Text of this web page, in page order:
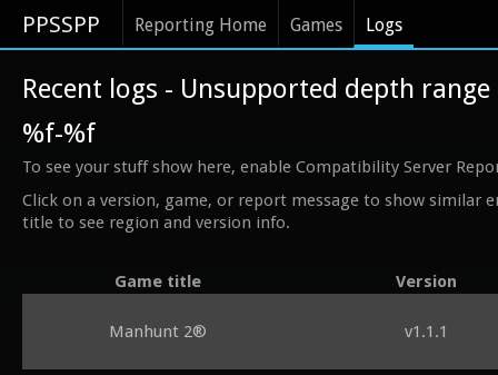
PPSSPP Reporting Home Games Logs
Recent logs - Unsupported depth
%f-%f
To see your stuff show here, enable Compatibility Server
Click on a version, game, or report message to show similar
title to see region and version info.
Game title Version
Manhunt 2® v1.1.1